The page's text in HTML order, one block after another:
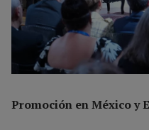
Promoción en México y